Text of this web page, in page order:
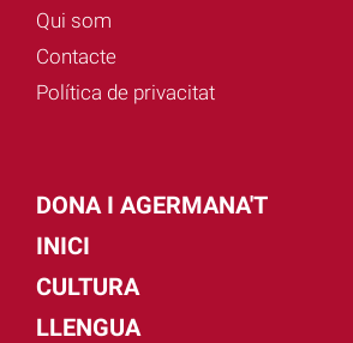
Qui som
Contacte
Política de privacitat
DONA I AGERMANA'T
INICI
CULTURA
LLENGUA